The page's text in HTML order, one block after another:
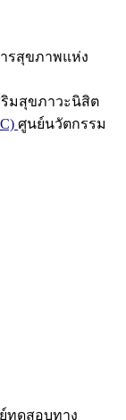
รสุขภาพแห่ง
ริมสุขภาวะนิสิต
ศูนย์นวัตกรรม
ทดสอบทาง